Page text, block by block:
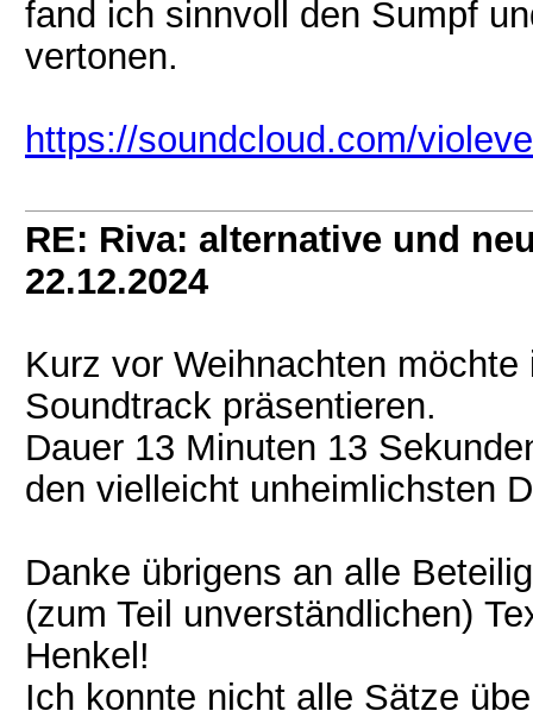
fand ich sinnvoll den Sumpf
vertonen.
https://soundcloud.com/
RE: Riva: alternative und
22.12.2024
Kurz vor Weihnachten
Soundtrack präsentieren.
Dauer 13 Minuten 13
den vielleicht unheimlichsten
Danke übrigens an alle
(zum Teil unverständlichen)
Henkel!
Ich konnte nicht alle Sätze